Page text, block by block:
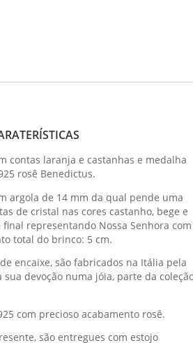
contas laranja e castanhas e medalha
rosê Benedictus.
argola de 14 mm da qual pende uma
de cristal nas cores castanho, bege e
representando Nossa Senhora com
total do brinco: 5 cm.
encaixe, são fabricados na Itália pela
devoção numa jóia, parte da
com precioso acabamento rosê.
são entregues com estojo